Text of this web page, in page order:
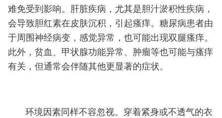
难免受到影响。肝脏疾病，尤其是胆汁淤积性疾病，
会导致胆红素在皮肤沉积，引起瘙痒。糖尿病患者由
于周围神经病变，感觉异常，也可能出现双腿瘙痒。
此外，贫血、甲状腺功能异常、肿瘤等也可能与瘙痒
有关，但通常会伴随其他更显著的症状。
环境因素同样不容忽视。穿着紧身或不透气的衣